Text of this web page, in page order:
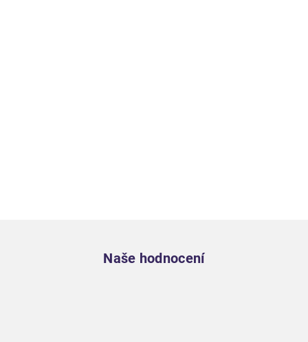
Naše hodnocení